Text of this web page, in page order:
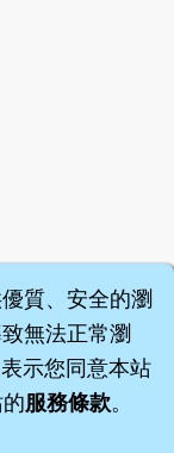
質、安全的瀏
無法正常瀏
示您同意本站
服務條款。